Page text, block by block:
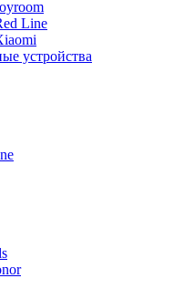
Line
устройства